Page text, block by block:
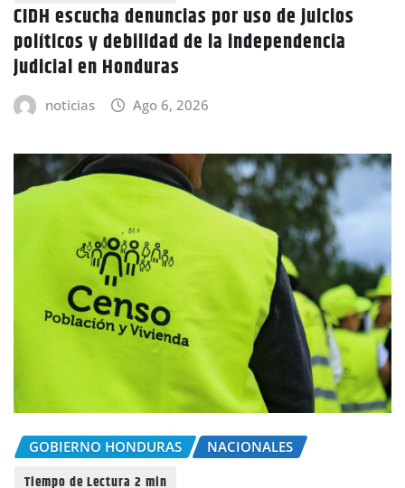
CIDH escucha denuncias por uso de juicios
políticos y debilidad de la independencia
judicial en Honduras
noticias Ago 6, 2026
GOBIERNO HONDURAS NACIONALES